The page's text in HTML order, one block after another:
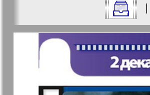
|
1
Актуальные газеты и
Апельсин